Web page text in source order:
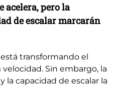
acelera, pero la
de escalar marcarán
transformando el
Sin embargo, la
la capacidad de escalar la